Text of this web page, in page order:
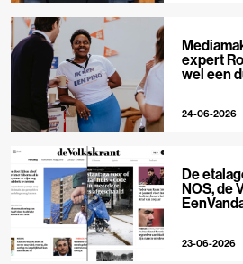
expert
wel een
24-06-2026
De
NOS, de
23-06-2026